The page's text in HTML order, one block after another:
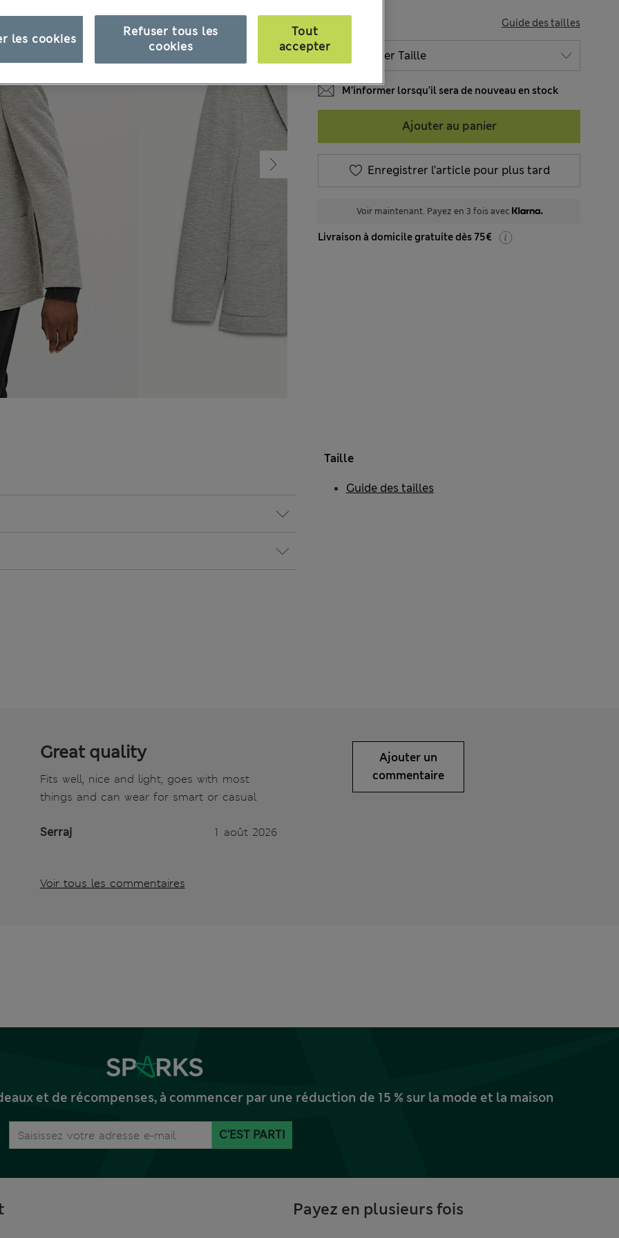
Guide des tailles
M’informer lorsqu’il sera de nouveau en stock
Ajouter au panier
Enregistrer l’article pour plus tard
Voir maintenant. Payez en 3 fois avec
Livraison à domicile gratuite dès 75€
Taille
Guide des tailles
Great quality
Fits well, nice and light, goes with most
things and can wear for smart or casual
Serraj 1 août 2026
Voir tous les commentaires
Ajouter un
commentaire
et de récompenses, à commencer par une réduction de 15 % sur la mode et la maison
C'EST PARTI
Payez en plusieurs fois
Refuser tous les
cookies
Tout
accepter
les cookies